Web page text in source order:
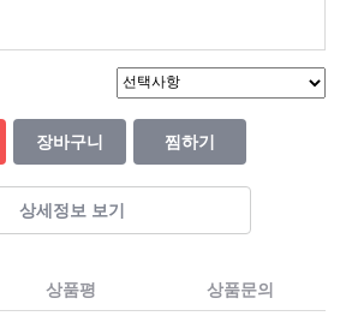
장바구니 찜하기
상세정보 보기
상품평 상품문의